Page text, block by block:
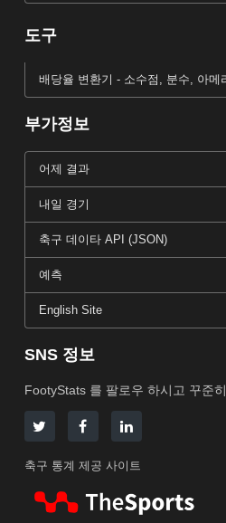
도구
배당율 변환기 - 소수점, 분수, 아메
부가정보
어제 결과
내일 경기
축구 데이타 API (JSON)
예측
English Site
SNS 정보
FootyStats 를 팔로우 하시고 꾸준
축구 통계 제공 사이트